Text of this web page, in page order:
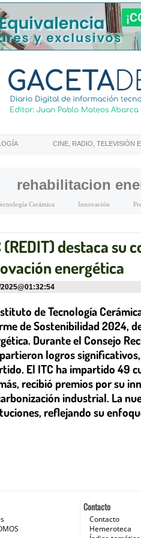
CINE, RADIO, TELEVISIÓN
rehabilitacion
Cerámica Innovación
(REDIT) destaca
energética
2025@01:32:54
de Tecnología
de Sostenibilidad 2024,
Durante el Consejo
logros
El ITC ha impartido 49
recibió premios por su
industrial. La
reflejando su
Contacto
Contacto
Hemeroteca